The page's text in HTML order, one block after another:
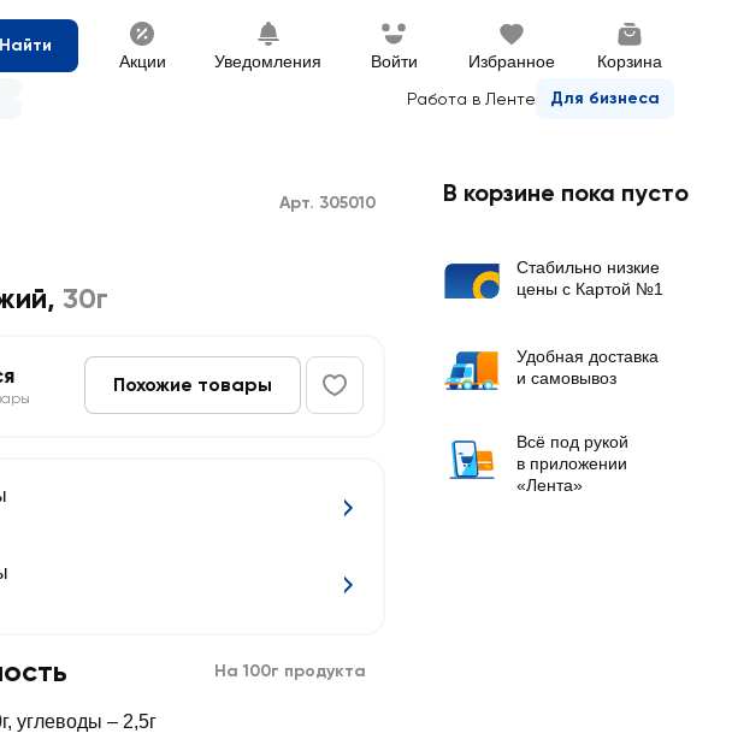
Найти
Акции Уведомления Войти Избранное Корзина
Работа в Ленте Для бизнеса
Арт. 305010
, 30г
Похожие товары
На 100г продукта
углеводы – 2,5г
В корзине пока пусто
Стабильно низкие
цены с Картой №1
Удобная доставка
и самовывоз
Всё под рукой
в приложении
«Лента»